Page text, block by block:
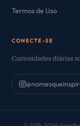
Termos de Uso
CONECTE-SE
Curiosidades diárias